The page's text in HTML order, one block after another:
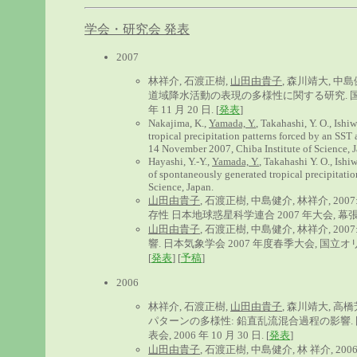
学会・研究会 発表
2007
林祥介, 石渡正樹, 山田由貴子, 森川靖大, 中
道域降水活動の表現の多様性に関する研究.
年 11 月 20 日. [発表]
Nakajima, K., Yamada, Y., Takahashi, Y. O.,
tropical precipitation patterns forced by an SST
14 November 2007, Chiba Institute of Science,
Hayashi, Y.-Y., Yamada, Y., Takahashi Y. O.,
of spontaneously generated tropical
Science, Japan.
山田由貴子, 石渡正樹, 中島健介, 林祥介,
存性 日本地球惑星科学連合 2007 年大会, 幕
山田由貴子, 石渡正樹, 中島健介, 林祥介,
響. 日本気象学会 2007 年度春季大会, 国立オ
[発表] [予稿]
2006
林祥介, 石渡正樹, 山田由貴子 , 森川靖大, 高
パターンの多様性: 鉛直乱流混合過程の影響
表会, 2006 年 10 月 30 日. [発表]
山田由貴子 , 石渡正樹, 中島健介, 林 祥介,